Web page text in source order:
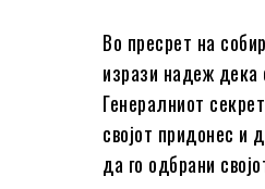
Во пресрет на
изрази надеж дека
Генералниот
својот придонес и
да го одбрани